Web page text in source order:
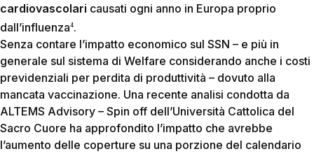
cardiovascolari causati ogni anno in Europa proprio
dall’influenza4.
Senza contare l’impatto economico sul SSN – e più in
generale sul sistema di Welfare considerando anche i costi
previdenziali per perdita di produttività – dovuto alla
mancata vaccinazione. Una recente analisi condotta da
ALTEMS Advisory – Spin off dell’Università Cattolica del
Sacro Cuore ha approfondito l’impatto che avrebbe
l’aumento delle coperture su una porzione del calendario